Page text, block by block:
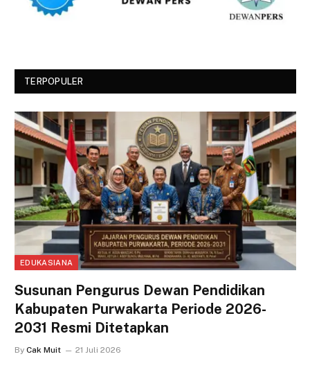
TERPOPULER
EDUKASIANA
Susunan Pengurus Dewan Pendidikan
Kabupaten Purwakarta Periode 2026-
2031 Resmi Ditetapkan
By Cak Muit 21 Juli 2026